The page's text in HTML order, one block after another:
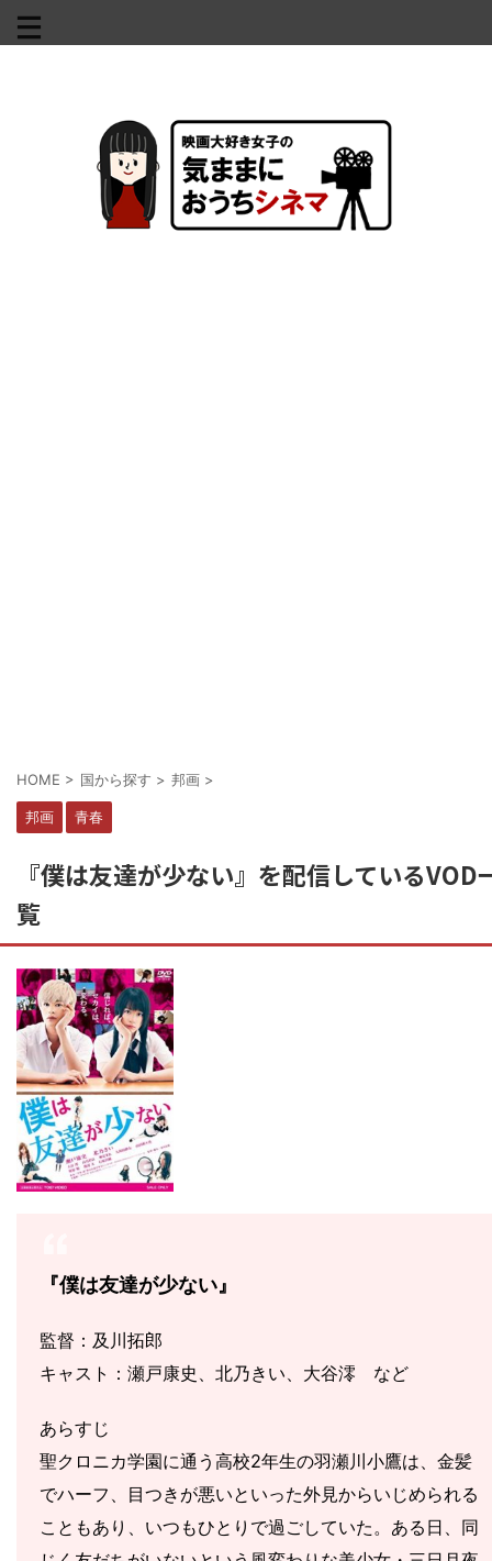
HOME > 国から探す > 邦画 >
邦画 青春
『僕は友達が少ない』を配信しているVOD
覧
『僕は友達が少ない』
監督：及川拓郎
キャスト：瀬戸康史、北乃きい、大谷澪 など
あらすじ
聖クロニカ学園に通う高校2年生の羽瀬川小鷹は、金髪
でハーフ、目つきが悪いといった外見からいじめられる
こともあり、いつもひとりで過ごしていた。ある日、同